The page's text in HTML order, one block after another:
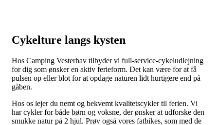
Cykelture langs kysten
Hos Camping Vesterhav tilbyder vi full-service-cykeludlejning
for dig som ønsker en aktiv ferieform. Det kan være for at få
pulsen op eller blot for at opdage naturen lidt hurtigere end på
gåben.
Hos os lejer du nemt og bekvemt kvalitetscykler til ferien. Vi
har cykler for både børn og voksne, der ønsker at udforske den
smukke natur på 2 hjul. Prøv også vores fatbikes, som med de